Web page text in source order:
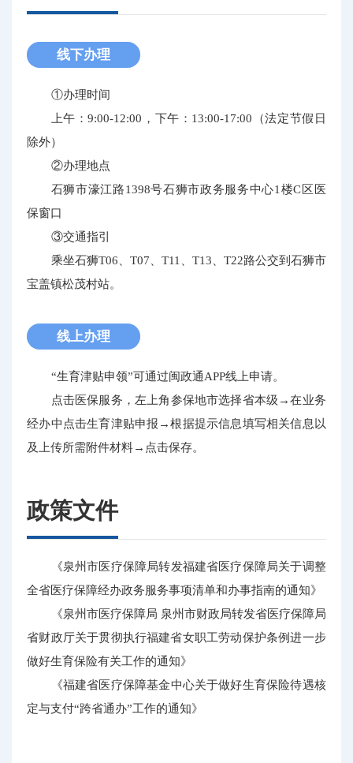
线下办理
①办理时间
上午：9:00-12:00，下午：13:00-17:00（法定节假日
除外）
②办理地点
石狮市濠江路1398号石狮市政务服务中心1楼C区医
保窗口
③交通指引
乘坐石狮T06、T07、T11、T13、T22路公交到石狮市
宝盖镇松茂村站。
线上办理
“生育津贴申领”可通过闽政通APP线上申请。
点击医保服务，左上角参保地市选择省本级→在业务
经办中点击生育津贴申报→根据提示信息填写相关信息以
及上传所需附件材料→点击保存。
政策文件
《泉州市医疗保障局转发福建省医疗保障局关于调整
全省医疗保障经办政务服务事项清单和办事指南的通知》
《泉州市医疗保障局 泉州市财政局转发省医疗保障局
省财政厅关于贯彻执行福建省女职工劳动保护条例进一步
做好生育保险有关工作的通知》
《福建省医疗保障基金中心关于做好生育保险待遇核
定与支付“跨省通办”工作的通知》